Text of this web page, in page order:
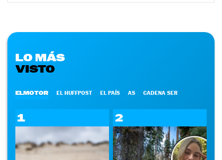
LO MÁS
VISTO
ELMOTOR EL HUFFPOST EL PAÍS AS CADENA SER
1 2